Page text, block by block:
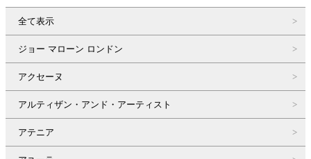
全て表示
ジョー マローン ロンドン
アクセーヌ
アルティザン・アンド・アーティスト
アテニア